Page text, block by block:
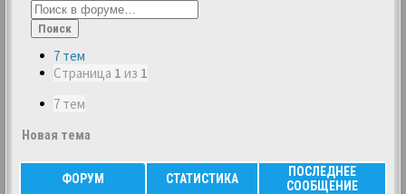
Поиск
7 тем
Страница 1 из 1
7 тем
Новая тема
ФОРУМ СТАТИСТИКА
ПОСЛЕДНЕЕ
СООБЩЕНИЕ